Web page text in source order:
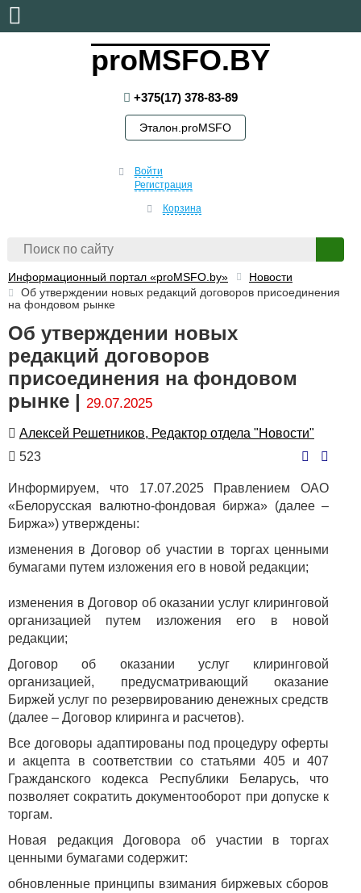
proMSFO.BY
+375(17) 378-83-89
Эталон.proMSFO
Войти
Регистрация
Корзина
Информационный портал «proMSFO.by»
Новости
Об утверждении новых редакций договоров присоединения
на фондовом рынке
Об утверждении новых
редакций договоров
присоединения на фондовом
рынке | 29.07.2025
Автор
Алексей Решетников, Редактор отдела "Новости"
Количество
523
Информируем, что 17.07.2025 Правлением ОАО
«Белорусская валютно-фондовая биржа» (далее –
Биржа») утверждены:
изменения в Договор об участии в торгах ценными
бумагами путем изложения его в новой редакции;
изменения в Договор об оказании услуг клиринговой
организацией путем изложения его в новой
редакции;
Договор об оказании услуг клиринговой
организацией, предусматривающий оказание
Биржей услуг по резервированию денежных средств
(далее – Договор клиринга и расчетов).
Все договоры адаптированы под процедуру оферты
и акцепта в соответствии со статьями 405 и 407
Гражданского кодекса Республики Беларусь, что
позволяет сократить документооборот при допуске к
торгам.
Новая редакция Договора об участии в торгах
ценными бумагами содержит:
обновленные принципы взимания биржевых сборов